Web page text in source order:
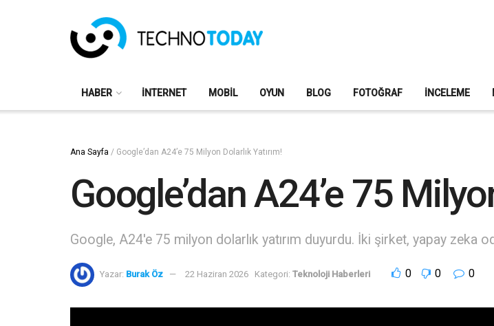
HABER İNTERNET MOBIL OYUN BLOG FOTOĞRAF İNCELEME
Ana Sayfa / Google’dan A24’e 75 Milyon Dolarlık Yatırım!
Google’dan A24’e 75
Google, A24'e 75 milyon dolarlık yatırım duyurdu. İki şirket, yapay zeka
Yazar: Burak Öz 22 Haziran 2026 Kategori: Teknoloji Haberleri 0 0 0